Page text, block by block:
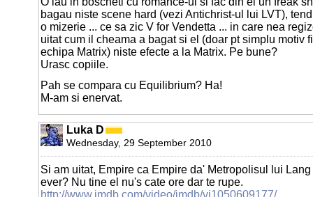
bagau niste scene hard (vezi Antichrist-ul lui LVT),
o mizerie ... ce sa zic V for Vendetta ... in care nea
uitat cum il cheama a bagat si el (doar pt simplu motiv
echipa Matrix) niste efecte a la Matrix. Pe bune?
Urasc copiile.
Pah se compara cu Equilibrium? Ha!
M-am si enervat.
Luka D
Wednesday, 29 September 2010
Si am uitat, Empire ca Empire da' Metropolisul lui
ever? Nu tine el nu's cate ore dar te rupe.
http://www.imdb.com/video/imdb/vi1050609177/